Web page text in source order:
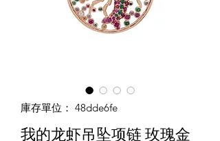
庫存單位： 48dde6fe
我的龙虾吊坠项链 玫瑰金